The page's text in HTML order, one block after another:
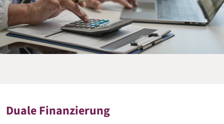
Duale Finanzierung